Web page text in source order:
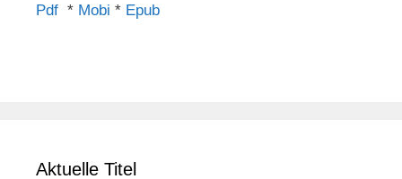
Pdf * Mobi * Epub
Aktuelle Titel